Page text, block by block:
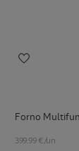
Forno
399.99 €/un